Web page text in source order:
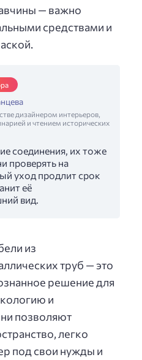
— важно
средствами и
дизайнером интерьеров,
и чтением исторических
соединения, их тоже
проверять на
уход продлит срок
её
вид.
из
труб — это
решение для
и
позволяют
легко
под свои нужды и